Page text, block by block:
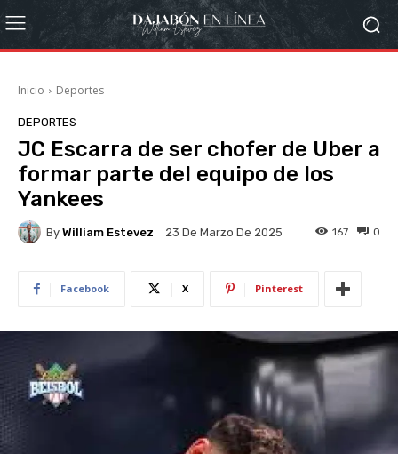
Inicio Deportes
DEPORTES
JC Escarra de ser chofer de Uber a
formar parte del equipo de los
Yankees
By William Estevez 23 De Marzo De 2025 0
167
Facebook X Pinterest